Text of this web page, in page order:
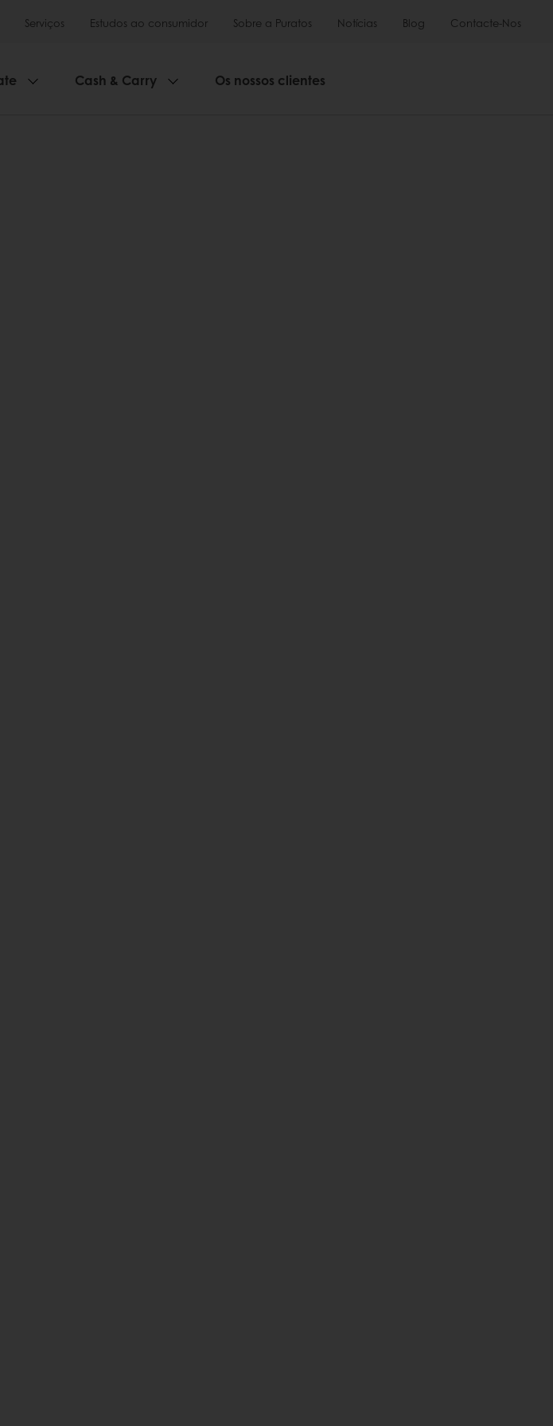
Serviços Estudos ao consumidor Sobre a Puratos Notícias Blog Contacte-Nos
Cash & Carry Os nossos clientes